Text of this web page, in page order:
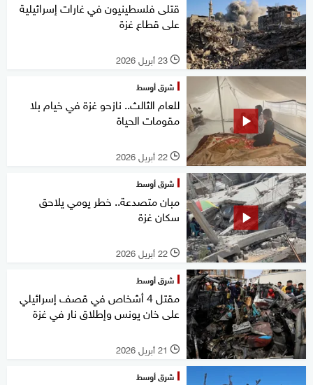
قتلى فلسطينيون في غارات إسرائيلية
على قطاع غزة
l 23 أبريل 2026
شرق أوسط
للعام الثالث.. نازحو غزة في خيام بلا
مقومات الحياة
l 22 أبريل 2026
شرق أوسط
مبان متصدعة.. خطر يومي يلاحق
سكان غزة
l 22 أبريل 2026
شرق أوسط
مقتل 4 أشخاص في قصف إسرائيلي
على خان يونس وإطلاق نار في غزة
l 21 أبريل 2026
شرق أوسط